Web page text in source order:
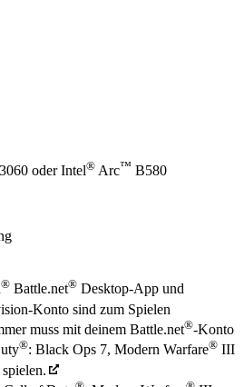
oder Intel® Arc™ B580
® Battle.net® Desktop-App und
Konto sind zum Spielen
muss mit deinem Battle.net®-Konto
®: Black Ops 7, Modern Warfare® III